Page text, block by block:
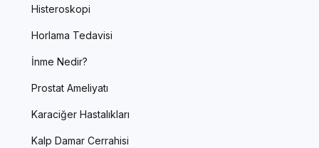
Histeroskopi
Horlama Tedavisi
İnme Nedir?
Prostat Ameliyatı
Karaciğer Hastalıkları
Kalp Damar Cerrahisi